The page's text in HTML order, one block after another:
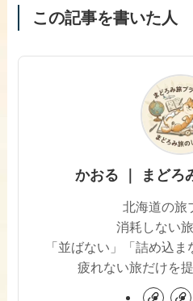
この記事を書いた人
かおる ｜ まどろ
北海道の旅
消耗しない
「並ばない」「詰め込ま
疲れない旅だけを